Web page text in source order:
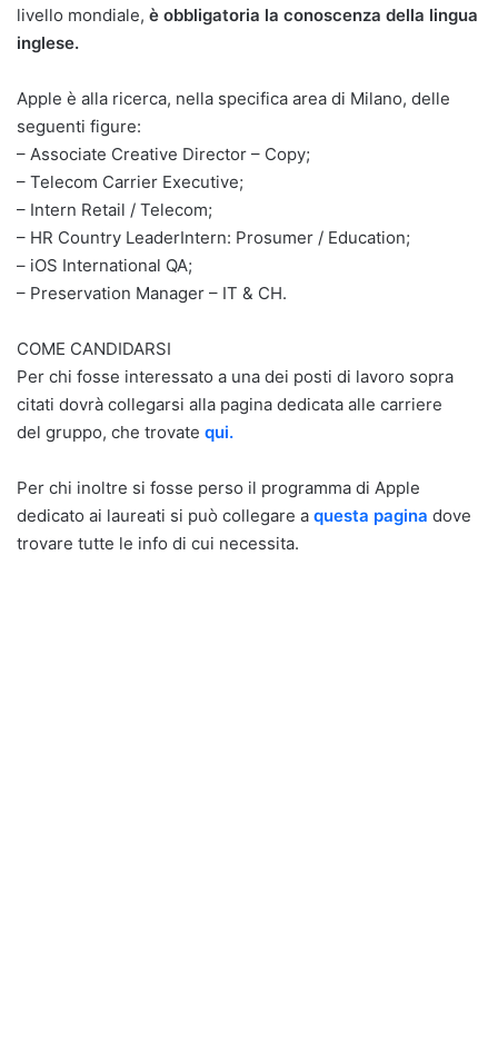
livello mondiale, è obbligatoria la conoscenza della lingua
inglese.
Apple è alla ricerca, nella specifica area di Milano, delle
seguenti figure:
– Associate Creative Director – Copy;
– Telecom Carrier Executive;
– Intern Retail / Telecom;
– HR Country LeaderIntern: Prosumer / Education;
– iOS International QA;
– Preservation Manager – IT & CH.
COME CANDIDARSI
Per chi fosse interessato a una dei posti di lavoro sopra
citati dovrà collegarsi alla pagina dedicata alle carriere
del gruppo, che trovate qui.
Per chi inoltre si fosse perso il programma di Apple
dedicato ai laureati si può collegare a questa pagina dove
trovare tutte le info di cui necessita.